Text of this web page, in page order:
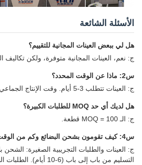
الأسئلة الشائعة
هل لي ببعض العينات المجانية للتقييم؟
ج: نعم، العينات المجانية متوفرة، ولكن
س2: ماذا عن الوقت المحدد؟
ج: العينات تتطلب 3-5 أيام. وقت الإنتاج الجماعي حوالي 2-3 أسابيع.
هل لديك أي حد MOQ للطلبات الكبيرة؟
ج: الـ MOQ = 100 قطعة.
س4: كيف تقومون بشحن البضائع وكم من الوقت يستغرق وصولها؟
ج: العينات والطلبات التجريبية الصغيرة: الشحن
التسليم من باب إلى باب (6-